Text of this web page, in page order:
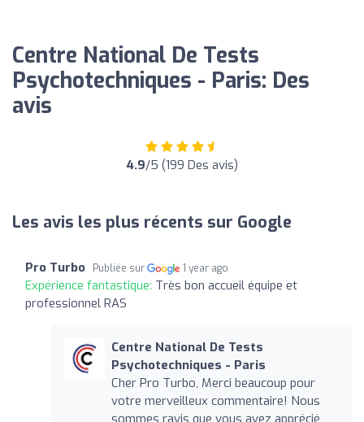
Centre National De Tests
Psychotechniques - Paris: Des
avis
4.9/5 (199 Des avis)
Les avis les plus récents sur Google
Pro Turbo Publiée sur 1 year ago
Expérience fantastique: Très bon accueil équipe et
professionnel RAS
Centre National De Tests
Psychotechniques - Paris
Cher Pro Turbo, Merci beaucoup pour
votre merveilleux commentaire! Nous
sommes ravis que vous avez apprécié